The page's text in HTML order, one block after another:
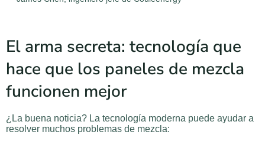
El arma secreta: tecnología que
hace que los paneles de mezcla
funcionen mejor
¿La buena noticia? La tecnología moderna puede ayudar a
resolver muchos problemas de mezcla: